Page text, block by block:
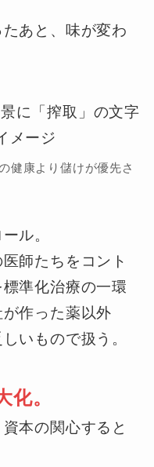
あと、味が変わ
健康より儲けが優先さ
ル。
師たちをコント
準化治療の一環
作った薬以外
いもので扱う。
化。
本の関心すると